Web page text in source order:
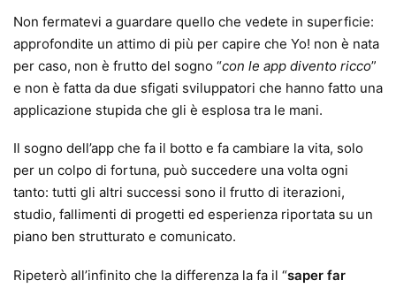
Non fermatevi a guardare quello che vedete in superficie:
approfondite un attimo di più per capire che Yo! non è nata
per caso, non è frutto del sogno “con le app divento ricco”
e non è fatta da due sfigati sviluppatori che hanno fatto una
applicazione stupida che gli è esplosa tra le mani.
Il sogno dell’app che fa il botto e fa cambiare la vita, solo
per un colpo di fortuna, può succedere una volta ogni
tanto: tutti gli altri successi sono il frutto di iterazioni,
studio, fallimenti di progetti ed esperienza riportata su un
piano ben strutturato e comunicato.
Ripeterò all’infinito che la differenza la fa il “saper far